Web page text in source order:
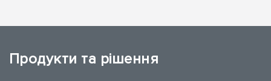
Продукти та рішення